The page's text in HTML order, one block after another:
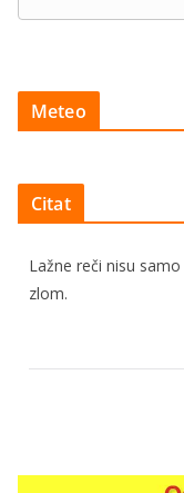
Meteo
Citat
Lažne reči nisu
zlom.